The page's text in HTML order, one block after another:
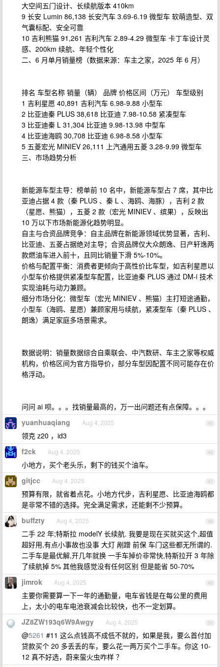
大空间五门设计、长续航版本 410km
9 长安 Lumin 86,138 长安汽车 3.69-6.19 微型车 软萌造型、双
气囊标配、安全可靠
10 吉利熊猫 91,261 吉利汽车 2.89-4.29 微型车 卡丁车设计灵
感、200km 续航、年轻个性化
二、6 月单月销量榜（数据来源：车主之家，2025 年 6 月）
排名 车型名称 销量（辆） 品牌 价格区间（万元） 车型级别
1 吉利星愿 40,891 吉利汽车 6.98-9.88 小型车
2 比亚迪秦 PLUS 38,618 比亚迪 7.98-10.58 紧凑型车
3 比亚迪秦 L 31,304 比亚迪 9.98-13.98 中型车
4 比亚迪海鸥 30,708 比亚迪 6.98-8.58 小型车
5 五菱宏光 MINIEV 26,111 上汽通用五菱 3.28-9.99 微型车
三、市场趋势分析
新能源车型主导：榜单前 10 名中，新能源车型占 7 席，其中比
亚迪占据 4 款（秦 PLUS 、秦 L 、海鸥、海豚），吉利 2 款
（星愿、熊猫），五菱 2 款（宏光 MINIEV 、缤果），反映出
10 万以下市场新能源化趋势明显。
自主与合资品牌竞争：自主品牌在新能源领域优势显著，吉利、
比亚迪、五菱占据绝对主导；合资品牌仅大众朗逸、日产轩逸两
款燃油车进入前十，且同比销量下滑 5%-10%。
价格与配置平衡：消费者更倾向于高性价比车型，如吉利星愿以
小型车价格提供紧凑型车配置，比亚迪秦 PLUS 通过 DM-i 技术
实现油耗与动力兼顾。
细分市场分化：微型车（宏光 MINIEV 、熊猫）主打短途通勤，
小型车（海鸥、星愿）兼顾家用与续航，紧凑型车（秦 PLUS 、
朗逸）满足家庭多场景需求。
数据说明：销量数据综合自乘联会、中汽数研、车主之家等权威
机构，价格区间为官方指导价，部分车型因配置不同可能存在价
格浮动。
问问 ai 呗。。。找销量最高的，万一出问题还有点保障。。。
45
yuanhuaqiang Aug 4, 2025
领克 z20 ，id3
46
f2ck Aug 4, 2025
小地方，买个老头乐，剩下的钱买个油车。
47
gitjcc Aug 4, 2025
预算有限，就省着点花。小地方代步，吉利星愿、比亚迪海鸥都
是非常不错的选择。完全满足需求，还能剩不少预算。
48
buffzty Aug 4, 2025
二手 22 年;特斯拉 modelY 长续航. 我要是现在买就买这个,超值
超好用,有点小事故也没事 大灯 剐蹭 前保 车门这些都无所谓的.
二手车是最优解,开几年就换 一手车掉价非常快,特斯拉开 3 年除
了续航掉 5% 其他我感觉没有任何区别 但是能省 50-70%
49
jimrok Aug 4, 2025
主要你需要算一下一年的通勤量，电车省钱是在每公里的费用
上，太小的电车电池衰减会比较快，也不一定划算。
50
JZ8ZW193q6W9Awgy Aug 4, 2025
@5261 #11 这么点钱高不成低不就的，如果是我，要么首付加
贷款买个 20 多丢丢的车，要么花一两万买个二手车。你这 10-
12 真不好选，蔚来萤火虫咋样 ？